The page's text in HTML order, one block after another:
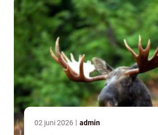
02 juni 2026 admin